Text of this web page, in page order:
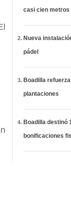
casi cien metros
Nueva
pádel
Boadilla
plantaciones
Boadilla destinó
bonificaciones